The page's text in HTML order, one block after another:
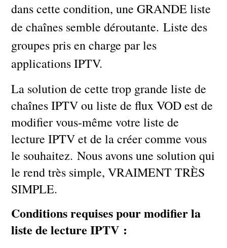
dans cette condition, une GRANDE liste
de chaînes semble déroutante. Liste des
groupes pris en charge par les
applications IPTV.
La solution de cette trop grande liste de
chaînes IPTV ou liste de flux VOD est de
modifier vous-même votre liste de
lecture IPTV et de la créer comme vous
le souhaitez. Nous avons une solution qui
le rend très simple, VRAIMENT TRÈS
SIMPLE.
Conditions requises pour modifier la
liste de lecture IPTV :